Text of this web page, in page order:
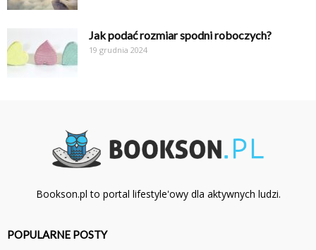
Jak podać rozmiar spodni roboczych?
19 grudnia 2024
Bookson.pl to portal lifestyle'owy dla aktywnych ludzi.
POPULARNE POSTY